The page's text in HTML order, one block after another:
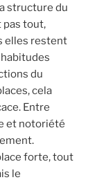
structure du
pas tout,
elles restent
du
cela
Entre
et notoriété
forte, tout
le